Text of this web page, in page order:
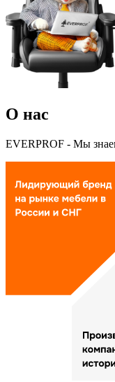
О нас
EVERPROF - Мы